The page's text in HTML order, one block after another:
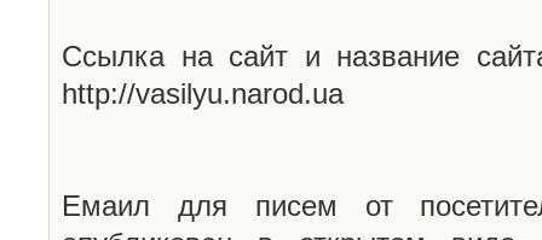
Ссылка на сайт и название
http://vasilyu.narod.ua
Емаил для писем от